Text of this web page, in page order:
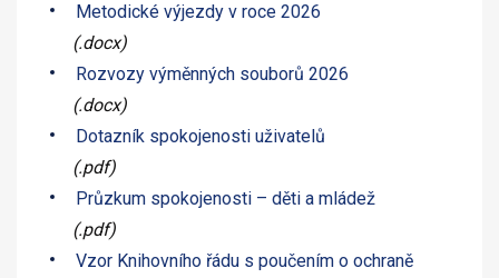
Metodické výjezdy v roce 2026
(.docx)
Rozvozy výměnných souborů 2026
(.docx)
Dotazník spokojenosti uživatelů
(.pdf)
Průzkum spokojenosti – děti a mládež
(.pdf)
Vzor Knihovního řádu s poučením o ochraně